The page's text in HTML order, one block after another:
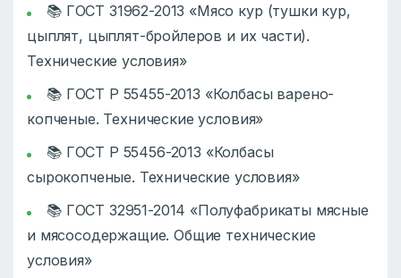
📚 ГОСТ 31962-2013 «Мясо кур (тушки кур,
цыплят, цыплят-бройлеров и их части).
Технические условия»
📚 ГОСТ Р 55455-2013 «Колбасы варено-
копченые. Технические условия»
📚 ГОСТ Р 55456-2013 «Колбасы
сырокопченые. Технические условия»
📚 ГОСТ 32951-2014 «Полуфабрикаты мясные
и мясосодержащие. Общие технические
условия»